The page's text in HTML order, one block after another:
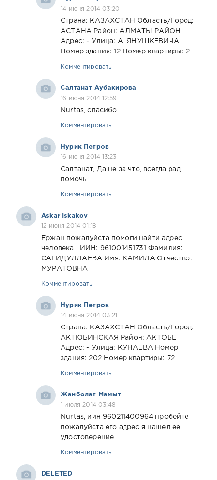
14 июня 2014 03:20
Страна: КАЗАХСТАН Область/Город:
АСТАНА Район: АЛМАТЫ РАЙОН
Адрес: - Улица: А. ЯНУШКЕВИЧА
Номер здания: 12 Номер квартиры: 2
Комментировать
Салтанат Аубакирова
16 июня 2014 12:59
Nurtas, спасибо
Комментировать
Нурик Петров
16 июня 2014 13:23
Салтанат, Да не за что, всегда рад
помочь
Комментировать
Askar Iskakov
12 июня 2014 01:18
Ержан пожалуйста помоги найти адрес
человека : ИИН: 961001451731 Фамилия:
САГИДУЛЛАЕВА Имя: КАМИЛА Отчество:
МУРАТОВНА
Комментировать
Нурик Петров
14 июня 2014 03:21
Страна: КАЗАХСТАН Область/Город:
АКТЮБИНСКАЯ Район: АКТОБЕ
Адрес: - Улица: КУНАЕВА Номер
здания: 202 Номер квартиры: 72
Комментировать
Жанболат Мамыт
1 июля 2014 03:48
Nurtas, иин 960211400964 пробейте
пожалуйста его адрес я нашел ее
удостоверение
Комментировать
DELETED